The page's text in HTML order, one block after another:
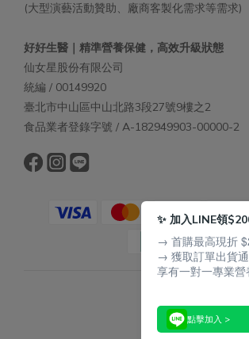
(大型演藝活動贊助、廠商客製化需求等需求)
好好生醫｜精準營養保健，高效升級狀態
仙女星股份有限公司
統編 / 00149920
臺北市中山區中山北路3段27號9樓之2
食品業者登錄字號 / A-182949903-00000-2
TWD
✨ 加入LINE領
→ 首購最高現折
→ 獲取訂單出貨
享有一對一專業
點擊加入 >